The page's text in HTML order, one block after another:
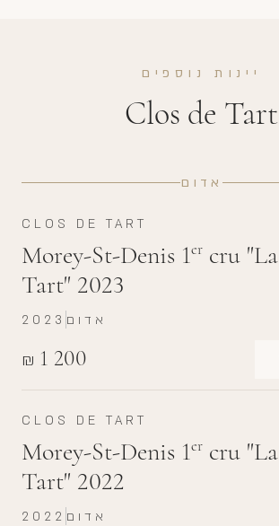
יינות נוספים
Clos de Tart
אדום
CLOS DE TART
Morey-St-Denis 1er cru
Tart" 2023
₪ 1 200
2023 אדום
CLOS DE TART
Morey-St-Denis 1er cru
Tart" 2022
2022 אדום